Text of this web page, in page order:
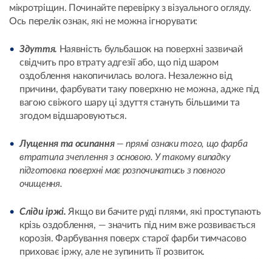
мікротріщин. Починайте перевірку з візуального огляду.
Ось перелік ознак, які не можна ігнорувати:
Здуття. Наявність бульбашок на поверхні зазвичай
свідчить про втрату адгезії або, що під шаром
оздоблення накопичилась волога. Незалежно від
причини, фарбувати таку поверхню не можна, адже під
вагою свіжого шару ці здуття стануть більшими та
згодом відшаровуються.
Лущення та осипання — прямі ознаки того, що фарба
втратила зчеплення з основою. У такому випадку
підготовка поверхні має розпочинатись з повного
очищення.
Сліди іржі. Якщо ви бачите руді плями, які проступають
крізь оздоблення, — значить під ним вже розвивається
корозія. Фарбування поверх старої фарби тимчасово
приховає іржу, але не зупинить її розвиток.